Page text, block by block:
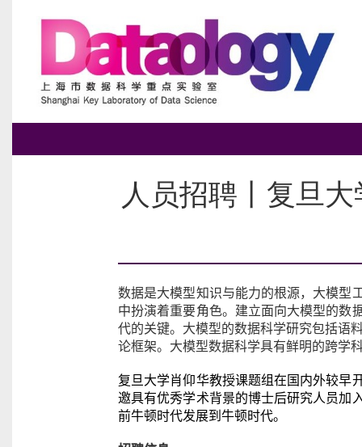
人员招聘丨复旦
数据是大模型知识与能力的根源，大模型
中扮演着重要角色。建立面向大模型的数
代的关键。大模型的数据科学研究包括语
论框架。大模型数据科学具有鲜明的跨学
复旦大学肖仰华教授课题组在国内外较早
邀具有优秀学术背景的博士后研究人员加
前牛顿时代发展到牛顿时代。